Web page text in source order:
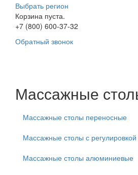
Выбрать регион
Корзина пуста.
+7 (800) 600-37-32
Обратный звонок
Массажные
Массажные столы переносные
Массажные столы с
Массажные столы алюминиевые